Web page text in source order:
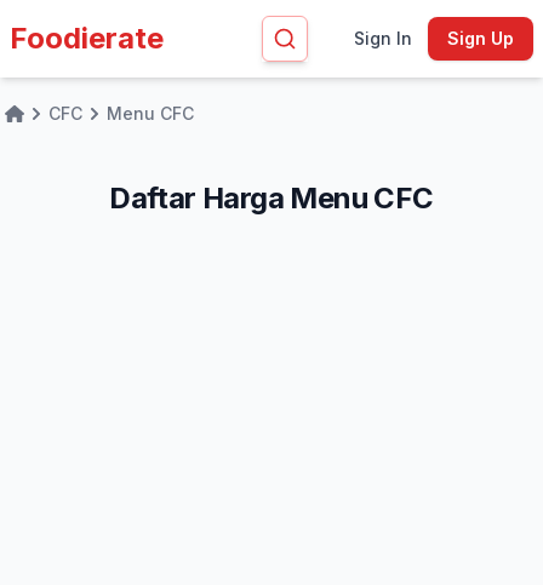
Foodierate Sign In Sign Up
HomeCFC Menu CFC
Daftar Harga Menu CFC